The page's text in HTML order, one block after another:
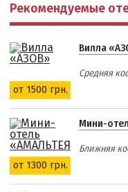
Рекомендуемые
от 1500 грн.
Вилла
Средняя
от 1300 грн.
Мини-
Ближняя